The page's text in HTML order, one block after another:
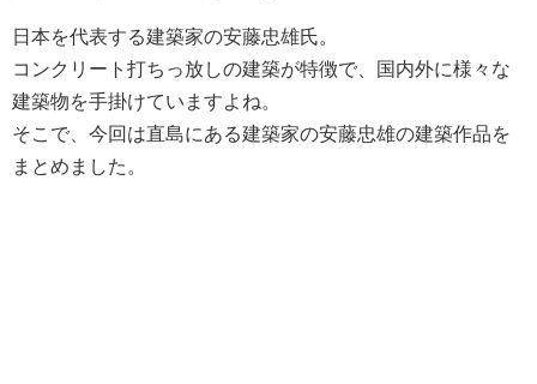
日本を代表する建築家の安藤忠雄氏。
コンクリート打ちっ放しの建築が特徴で、国内外に様々な
建築物を手掛けていますよね。
そこで、今回は直島にある建築家の安藤忠雄の建築作品を
まとめました。